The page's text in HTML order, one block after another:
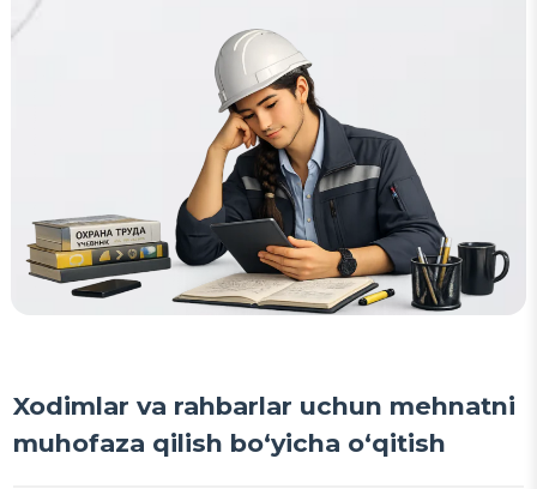
Xodimlar va rahbarlar uchun mehnatni
muhofaza qilish bo‘yicha o‘qitish